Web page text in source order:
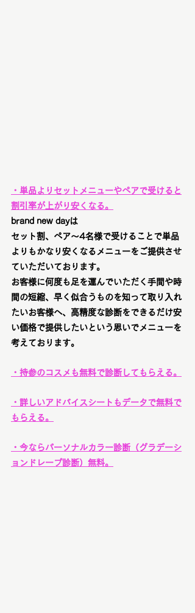
・単品よりセットメニューやペアで受けると
割引率が上がり安くなる。
brand new dayは
セット割、ペア〜4名様で受けることで単品
よりもかなり安くなるメニューをご提供させ
ていただいております。
お客様に何度も足を運んでいただく手間や時
間の短縮、早く似合うものを知って取り入れ
たいお客様へ、高精度な診断をできるだけ安
い価格で提供したいという思いでメニューを
考えております。
・持参のコスメも無料で診断してもらえる。
・詳しいアドバイスシートもデータで無料で
もらえる。
・今ならパーソナルカラー診断（グラデーシ
ョンドレープ診断）無料。